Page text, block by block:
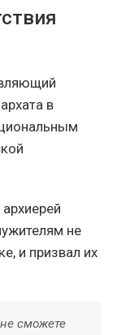
в
не
и призвал их
сможете